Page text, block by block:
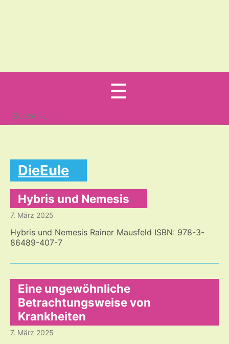
☰
Suche
nach:
DieEule
Hybris und Nemesis
7. März 2025
Hybris und Nemesis Rainer Mausfeld ISBN: 978-3-
86489-407-7
Eine ungewöhnliche
Betrachtungsweise von
Krankheiten
7. März 2025